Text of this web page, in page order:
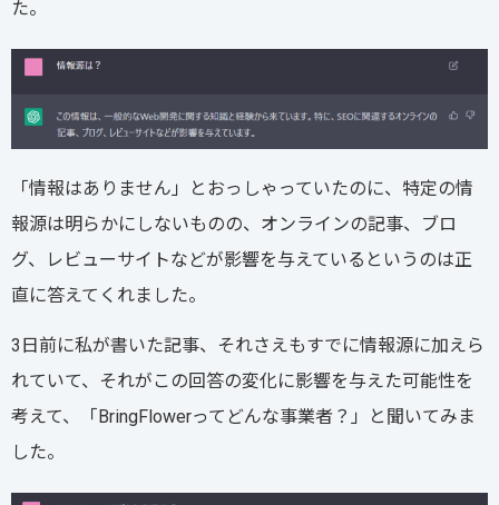
た。
「情報はありません」とおっしゃっていたのに、特定の情
報源は明らかにしないものの、オンラインの記事、ブロ
グ、レビューサイトなどが影響を与えているというのは正
直に答えてくれました。
3日前に私が書いた記事、それさえもすでに情報源に加えら
れていて、それがこの回答の変化に影響を与えた可能性を
考えて、「BringFlowerってどんな事業者？」と聞いてみま
した。